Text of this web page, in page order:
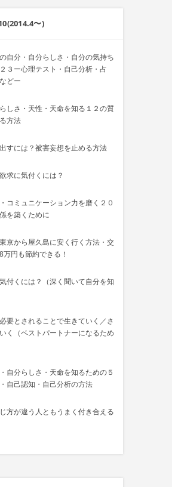
〜)
自分・自分らしさ・自分の気持ち
３ー心理テスト・自己分析・占
どー
しさ・天性・天命を知る１２の質
方法
すには？被害妄想を止める方法
求に気付くには？
コミュニケーション力を磨く２０
を築くために
京から屋久島に安く行く方法・交
円も節約できる！
付くには？（深く聞いて自分を知
要とされることで生きていく／さ
く（ベストパートナーになるため
自分らしさ・天命を知るための５
自己認知・自己分析の方法
方が違う人ともうまく付き合える